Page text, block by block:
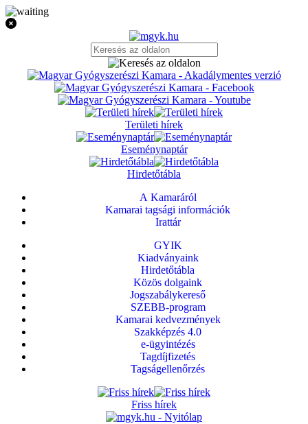
Területi hírek
Eseménynaptár
Hirdetőtábla
A Kamaráról
Kamarai tagsági információk
Irattár
GYIK
Kiadványaink
Hirdetőtábla
Közös dolgaink
Jogszabálykereső
SZEBB-program
Kamarai kedvezmények
Szakképzés 4.0
e-ügyintézés
Tagdíjfizetés
Tagságellenőrzés
Friss hírek